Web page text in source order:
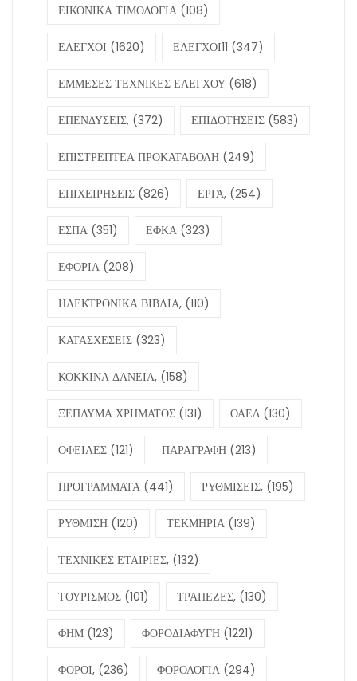
ΕΙΚΟΝΙΚΑ ΤΙΜΟΛΟΓΙΑ (108)
ΕΛΕΓΧΟΙ (1620) ΕΛΕΓΧΟΙ11 (347)
ΕΜΜΕΣΕΣ ΤΕΧΝΙΚΕΣ ΕΛΕΓΧΟΥ (618)
ΕΠΕΝΔΥΣΕΙΣ, (372) ΕΠΙΔΟΤΗΣΕΙΣ (583)
ΕΠΙΣΤΡΕΠΤΕΑ ΠΡΟΚΑΤΑΒΟΛΗ (249)
ΕΠΙΧΕΙΡΗΣΕΙΣ (826) ΕΡΓΑ, (254)
ΕΣΠΑ (351) ΕΦΚΑ (323)
ΕΦΟΡΙΑ (208)
ΗΛΕΚΤΡΟΝΙΚΑ ΒΙΒΛΙΑ, (110)
ΚΑΤΑΣΧΕΣΕΙΣ (323)
ΚΟΚΚΙΝΑ ΔΑΝΕΙΑ, (158)
ΞΕΠΛΥΜΑ ΧΡΗΜΑΤΟΣ (131) ΟΑΕΔ (130)
ΟΦΕΙΛΕΣ (121) ΠΑΡΑΓΡΑΦΗ (213)
ΠΡΟΓΡΑΜΜΑΤΑ (441) ΡΥΘΜΙΣΕΙΣ, (195)
ΡΥΘΜΙΣΗ (120) ΤΕΚΜΗΡΙΑ (139)
ΤΕΧΝΙΚΕΣ ΕΤΑΙΡΙΕΣ, (132)
ΤΟΥΡΙΣΜΟΣ (101) ΤΡΑΠΕΖΕΣ, (130)
ΦΗΜ (123) ΦΟΡΟΔΙΑΦΥΓΗ (1221)
ΦΟΡΟΙ, (236) ΦΟΡΟΛΟΓΙΑ (294)